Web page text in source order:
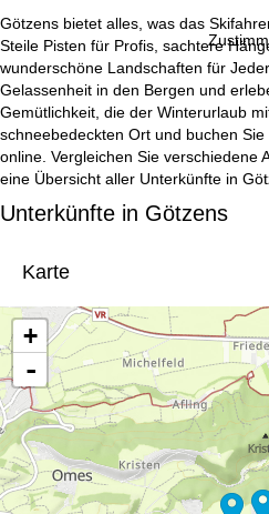
s
e
i
t
Götzens bietet alles, was das
Steile Pisten für Profis, sachtere
wunderschöne Landschaften für
Gelassenheit in den Bergen und
Gemütlichkeit, die der Winterurlaub
schneebedeckten Ort und buchen
online. Vergleichen Sie verschiedene
eine Übersicht aller Unterkünfte in
Unterkünfte in Götzens
Karte
+
-